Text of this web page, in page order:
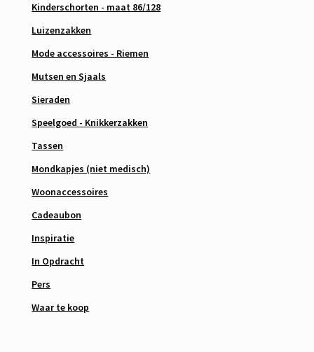
Kinderschorten - maat 86/128
Luizenzakken
Mode accessoires - Riemen
Mutsen en Sjaals
Sieraden
Speelgoed - Knikkerzakken
Tassen
Mondkapjes (niet medisch)
Woonaccessoires
Cadeaubon
Inspiratie
In Opdracht
Pers
Waar te koop